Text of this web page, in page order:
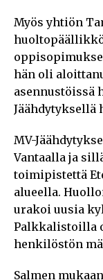
Myös yhtiön
hän oli
asennustöissä
Jäähdytyksellä
MV-
Vantaalla ja
toimipistettä
alueella.
urakoi uusia
Palkkalistoilla
henkilöstön
Salmen